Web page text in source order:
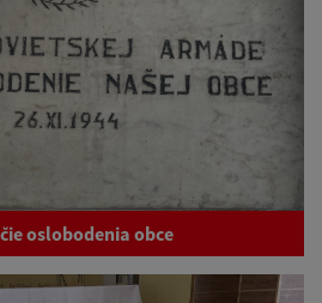
oslobodenia obce